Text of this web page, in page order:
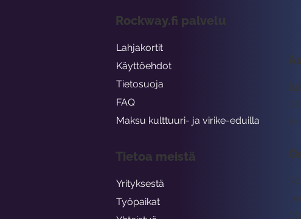
Rockway.fi palvelu
Lahjakortit
Käyttöehdot
Tietosuoja
FAQ
Maksu kulttuuri- ja virike-eduilla
Tietoa meistä
Yrityksestä
Työpaikat